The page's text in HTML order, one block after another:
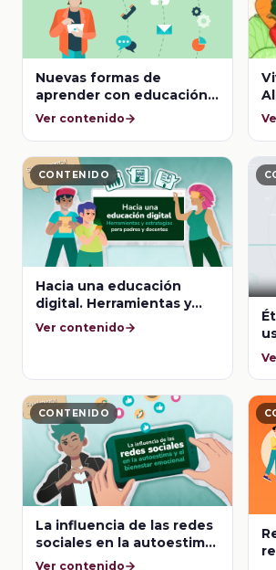
Nuevas formas de
aprender con educación
a distancia
Ver contenido
CONTENIDO
Hacia una educación
digital. Herramientas y
estrategias para padres y
Ver contenido
CONTENIDO
La influencia de las redes
sociales en la autoestima
y el bienestar emocional
Ver contenido